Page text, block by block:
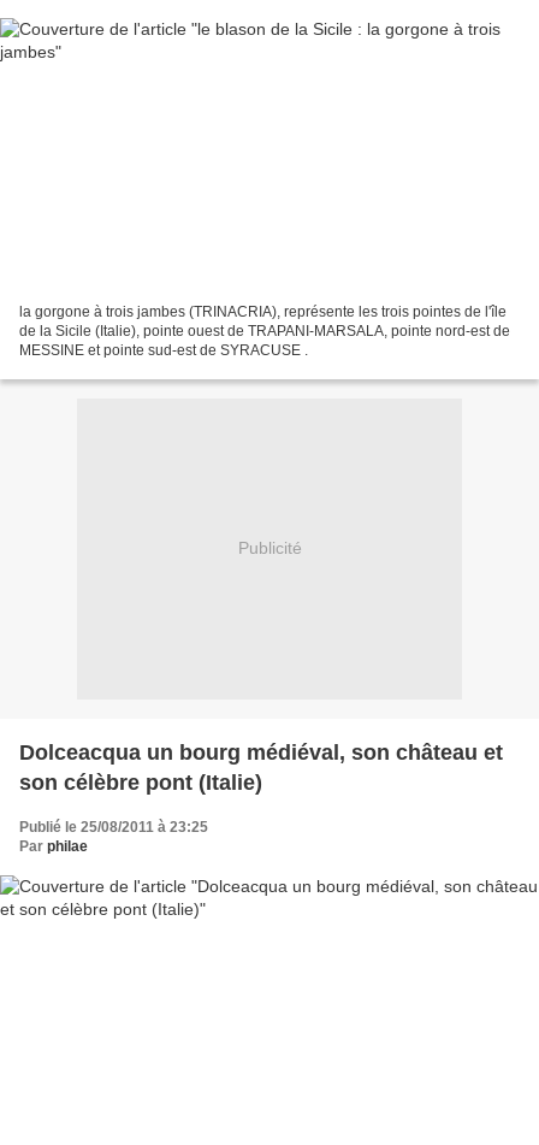
la gorgone à trois jambes (TRINACRIA), représente les trois pointes de l'île
de la Sicile (Italie), pointe ouest de TRAPANI-MARSALA, pointe nord-est de
MESSINE et pointe sud-est de SYRACUSE .
Publicité
Dolceacqua un bourg médiéval, son château et
son célèbre pont (Italie)
Publié le 25/08/2011 à 23:25
Par philae